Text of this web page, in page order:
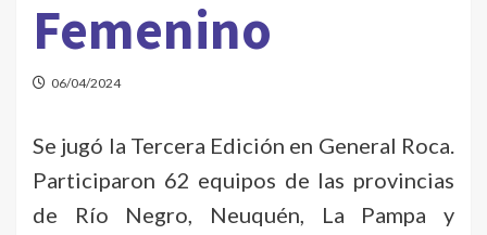
Femenino
06/04/2024
Se jugó la Tercera Edición en General Roca.
Participaron 62 equipos de las provincias
de Río Negro, Neuquén, La Pampa y